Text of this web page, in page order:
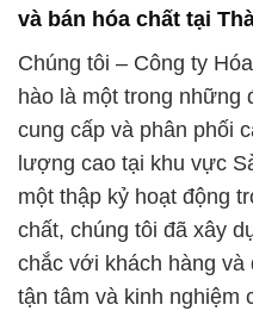
và bán hóa chất tại
Chúng tôi – Công ty
hào là một trong những
cung cấp và phân phối
lượng cao tại khu vực
một thập kỷ hoạt động
chất, chúng tôi đã xây
chắc với khách hàng
tận tâm và kinh nghiệm